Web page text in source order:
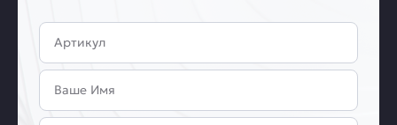
Артикул
Имя